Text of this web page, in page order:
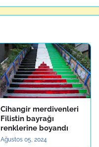
Cihangir merdivenleri
Filistin bayrağı
renklerine boyandı
Ağustos 05, 2024